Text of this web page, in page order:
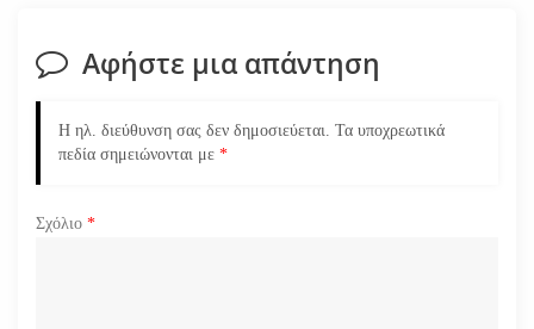
η
ά
θ
Αφήστε μια απάντηση
Η ηλ. διεύθυνση σας δεν δημοσιεύεται. Τα υποχρεωτικά
πεδία σημειώνονται με *
Σχόλιο *